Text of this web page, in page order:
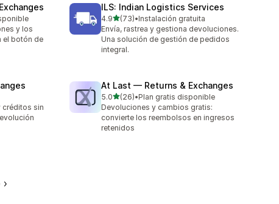
y los
el botón de
ILS: Indian Logistics Services
4.9de 5 estrellas
(73)
73 reseñas en total
•Instalación gratuita
Envía, rastrea y gestiona devoluciones.
Una solución de gestión de pedidos
integral.
créditos sin
At Last — Returns & Exchanges
5.0de 5 estrellas
(26)
26 reseñas en total
•Plan gratis disponible
Devoluciones y cambios gratis:
convierte los reembolsos en ingresos
retenidos